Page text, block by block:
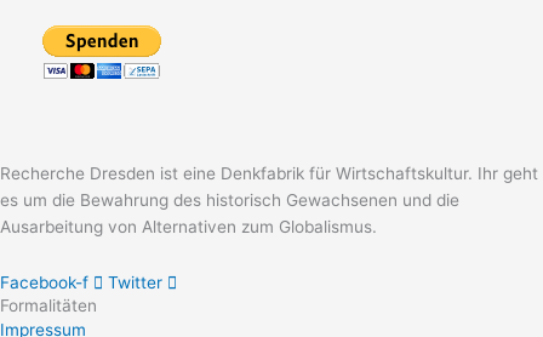
Recherche Dresden ist eine Denkfabrik für Wirtschaftskultur. Ihr geht
es um die Bewahrung des historisch Gewachsenen und die
Ausarbeitung von Alternativen zum Globalismus.
Facebook-f
Twitter
Formalitäten
Impressum